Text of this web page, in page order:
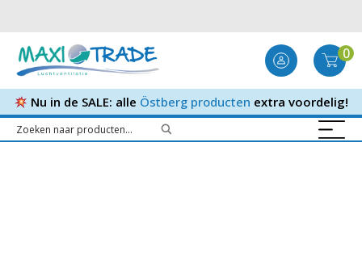
0
Nu in de SALE: alle Östberg producten extra voordelig!